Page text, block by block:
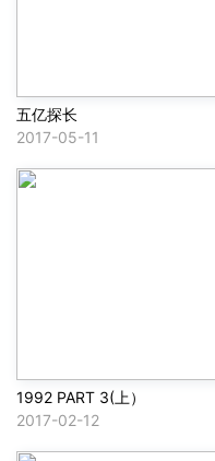
五亿探长
2017-05-11
1992 PART 3(上）
2017-02-12